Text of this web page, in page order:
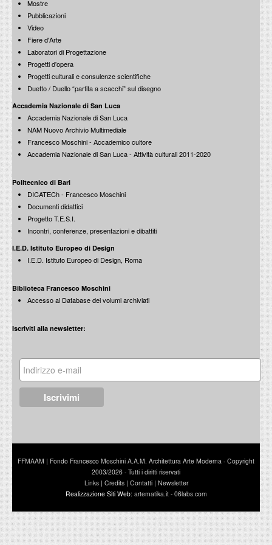
Edizioni Libria / 1996
Tridente Sette
Società Poligrafica Editrice / 1992
Prampolini
dal futurismo all’informale
Edizioni Carte Segrete / 1992
Edizioni Electa / 1992
Frammenti, Interfacce, Intervalli
Architetture
Roma
I Rioni storici nelle immagini di sette fotografi
Peliti Associati / 1990
Carlo Aymonino
Progettare Roma capitale
Edizioni Laterza / 1990
Eupolis
La riqualificazione delle città in Europa - Volume I: Periferie oggi
Edizioni Laterza / 1990
Giangiacomo D’Ardia e Ariella Zattera
History within the project / La storia nel progetto
Edizioni Mondadori / De Luca / 1988
Mostre
Pubblicazioni
Video
Fiere d'Arte
Laboratori di Progettazione
Progetti d'opera
Progetti culturali e consulenze scientifiche
Duetto / Duello “partita a scacchi” sul disegno
Accademia Nazionale di San Luca
Accademia Nazionale di San Luca
NAM Nuovo Archivio Multimediale
Francesco Moschini - Accademico cultore
Accademia Nazionale di San Luca - Attività culturali 2011-2020
Politecnico di Bari
DICATECh - Francesco Moschini
Documenti didattici
Progetto T.E.S.I.
Incontri, conferenze, presentazioni e dibattiti
I.E.D. Istituto Europeo di Design
I.E.D. Istituto Europeo di Design, Roma
Biblioteca Francesco Moschini
Accesso al Database dei volumi archiviati
Iscriviti alla newsletter:
FFMAAM | Fondo Francesco Moschini A.A.M. Architettura Arte Moderna - Copyright
2003/2026 - Tutti i diritti riservati
Links | Credits | Contatti | Newsletter
Realizzazione Siti Web: artematika.it- 06labs.com